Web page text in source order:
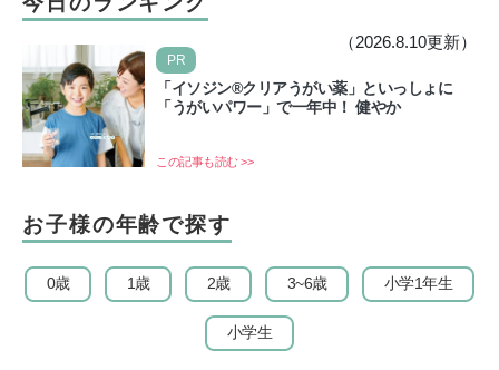
（2026.8.10更新）
PR
「イソジン®クリアうがい薬」といっしょに
「うがいパワー」で一年中！ 健やか
この記事も読む >>
お子様の年齢で探す
0歳 1歳 2歳 3~6歳 小学1年生
小学生